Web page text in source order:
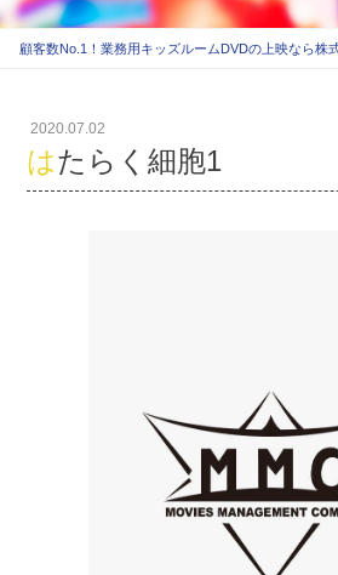
顧客数No.1！業務用キッズルームDVDの上映なら株
2020.07.02
はたらく細胞1